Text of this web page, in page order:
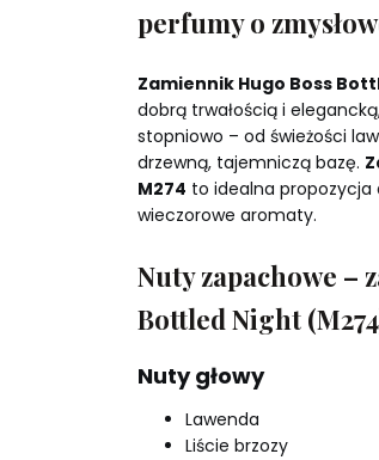
perfumy o
Zamiennik Hugo Boss
dobrą trwałością i
stopniowo – od świeżości
drzewną, tajemniczą bazę.
M274 to idealna propozycja
wieczorowe aromaty.
Nuty zapachowe –
Bottled Night
Nuty głowy
Lawenda
Liście brzozy